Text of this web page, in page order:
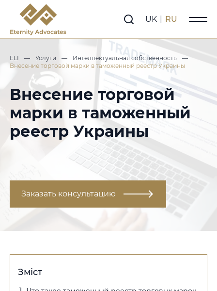
UK RU
ELI — Услуги — Интеллектуальная собственность
—
Внесение торговой марки в таможенный реестр Украины
Внесение торговой
марки в таможенный
реестр Украины
Заказать консультацию
Зміст